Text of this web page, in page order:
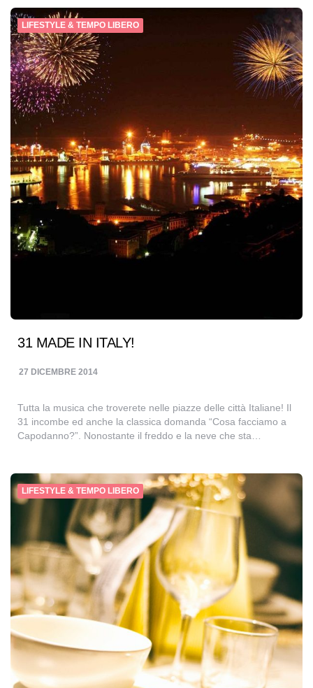
LIFESTYLE & TEMPO LIBERO
31 MADE IN ITALY!
27 DICEMBRE 2014
Tutta la musica che troverete nelle piazze delle città Italiane! Il
31 incombe ed anche la classica domanda “Cosa facciamo a
Capodanno?”. Nonostante il freddo e la neve che sta…
LIFESTYLE & TEMPO LIBERO